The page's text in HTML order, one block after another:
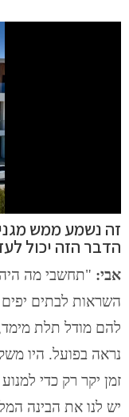
זה נשמע ממש
הדבר הזה יכול
אבי: "תחשבי מה היה
השראות לבתים יפים
להם מודל תלת
נראה בפועל. היו
זמן יקר רק כדי
יש לנו את הבינה